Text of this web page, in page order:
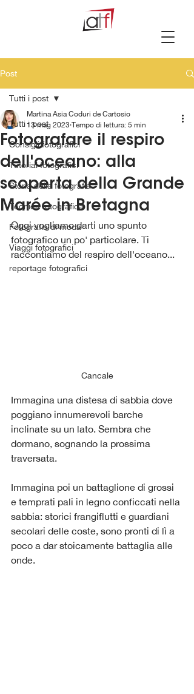
Post
Tutti i post
Consigli fotografici
Tutorial fotografici
Storia della fotografia
Tecnica fotografica
Fotografia di moda
Viaggi fotografici
reportage fotografici
Tutti i post
Fotografare il respiro
dell'oceano: alla
scoperta della Grande
Marée in Bretagna
Martina Asia Coduri de Cartosio
13 mag 2023 Tempo di lettura: 5 min
Oggi vogliamo darti uno spunto
fotografico un po' particolare. Ti
raccontiamo del respiro dell'oceano...
Cancale
Immagina una distesa di sabbia dove
poggiano innumerevoli barche
inclinate su un lato. Sembra che
dormano, sognando la prossima
traversata.
Immagina poi un battaglione di grossi
e temprati pali in legno conficcati nella
sabbia: storici frangiflutti e guardiani
secolari delle coste, sono pronti di lì a
poco a dar stoicamente battaglia alle
onde.